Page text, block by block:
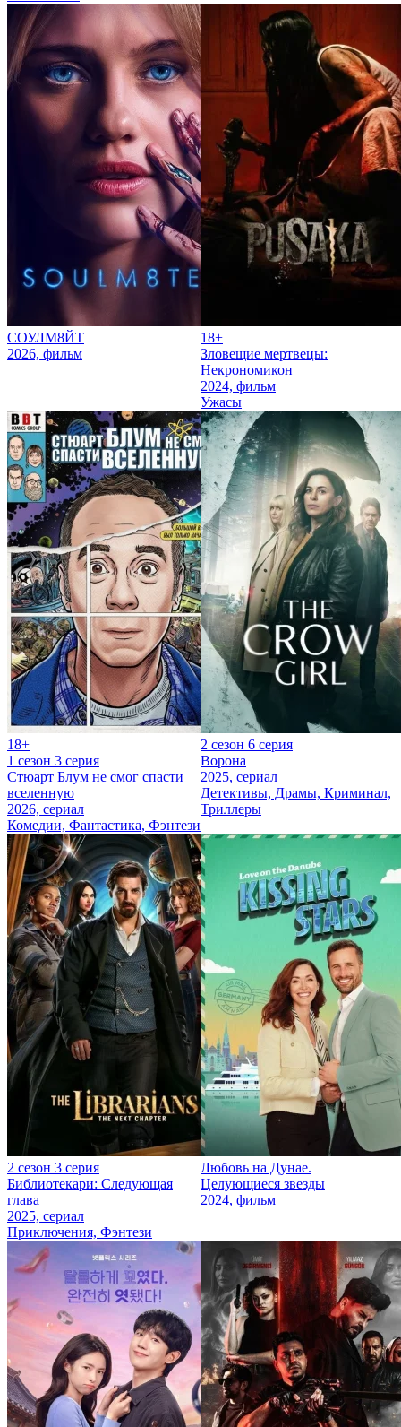
СОУЛМ8ЙТ
2026, фильм
18+
Зловещие мертвецы:
Некрономикон
2024, фильм
Ужасы
18+
1 сезон 3 серия
Стюарт Блум не смог спасти
вселенную
2026, сериал
Комедии, Фантастика, Фэнтези
2 сезон 6 серия
Ворона
2025, сериал
Детективы, Драмы, Криминал,
Триллеры
2 сезон 3 серия
Библиотекари: Следующая
глава
2025, сериал
Приключения, Фэнтези
Любовь на Дунае.
Целующиеся звезды
2024, фильм